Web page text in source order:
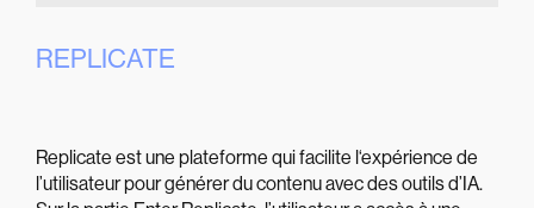
REPLICATE
Replicate est une plateforme qui facilite l‘expérience de
l’utilisateur pour générer du contenu avec des outils d’IA.